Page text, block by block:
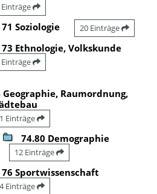
Einträge
71 Soziologie 20 Einträge
73 Ethnologie, Volkskunde
Geographie, Raumordnung,
Einträge
74.80 Demographie
12 Einträge
76 Sportwissenschaft
Einträge